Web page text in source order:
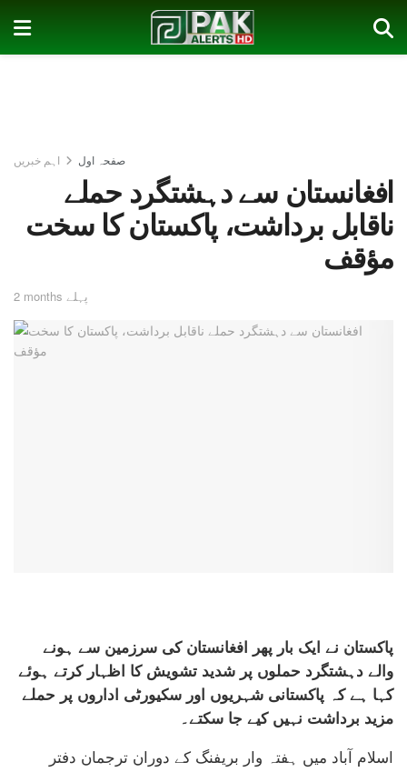
صفحہ اول اہم خبریں
افغانستان سے دہشتگرد حملے
ناقابل برداشت، پاکستان کا سخت
مؤقف
2 months پہلے
پاکستان نے ایک بار پھر افغانستان کی سرزمین سے ہونے
والے دہشتگرد حملوں پر شدید تشویش کا اظہار کرتے ہوئے
کہا ہے کہ پاکستانی شہریوں اور سکیورٹی اداروں پر حملے
مزید برداشت نہیں کیے جا سکتے۔
اسلام آباد میں ہفتہ وار بریفنگ کے دوران ترجمان دفتر